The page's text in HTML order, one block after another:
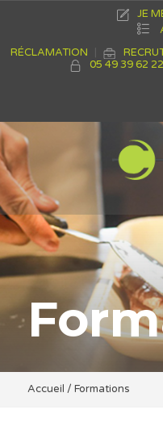
JE
RÉCLAMATION
05 49 39 62 22
Accueil / Formations